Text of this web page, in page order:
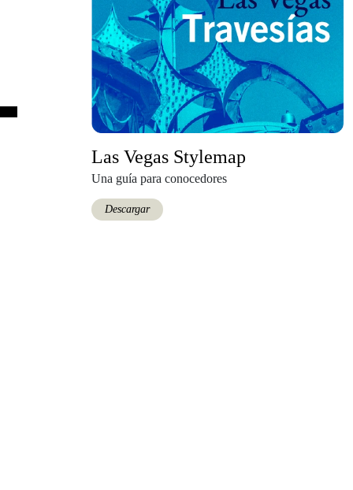
Las Vegas Stylemap
Una guía para conocedores
Descargar